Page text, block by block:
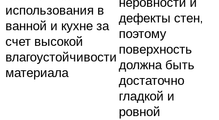
использования в
ванной и кухне за
счет высокой
влагоустойчивости
материала
дефекты стен,
поэтому
поверхность
должна быть
достаточно
гладкой и
ровной